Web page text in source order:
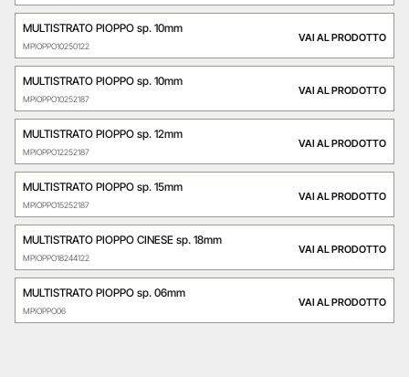
MULTISTRATO PIOPPO sp. 10mm
MPIOPPO10250122
VAI AL PRODOTTO
MULTISTRATO PIOPPO sp. 10mm
MPIOPPO10252187
VAI AL PRODOTTO
MULTISTRATO PIOPPO sp. 12mm
MPIOPPO12252187
VAI AL PRODOTTO
MULTISTRATO PIOPPO sp. 15mm
MPIOPPO15252187
VAI AL PRODOTTO
MULTISTRATO PIOPPO CINESE sp. 18mm
MPIOPPO18244122
VAI AL PRODOTTO
MULTISTRATO PIOPPO sp. 06mm
MPIOPPO06
VAI AL PRODOTTO